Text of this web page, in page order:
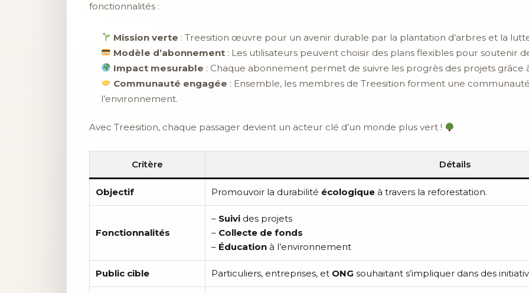
fonctionnalités :
Mission verte : Treesition œuvre pour un avenir durable par la plantation d’arbres et la
Modèle d’abonnement : Les utilisateurs peuvent choisir des plans flexibles pour soutenir
Impact mesurable : Chaque abonnement permet de suivre les progrès des projets grâce
Communauté engagée : Ensemble, les membres de Treesition forment une
l’environnement.
Avec Treesition, chaque passager devient un acteur clé d’un monde plus vert !
Critère Détails
Objectif Promouvoir la durabilité écologique à travers la reforestation.
Fonctionnalités
– Suivi des projets
– Collecte de fonds
– Éducation à l’environnement
Public cible Particuliers, entreprises, et ONG souhaitant s’impliquer dans des